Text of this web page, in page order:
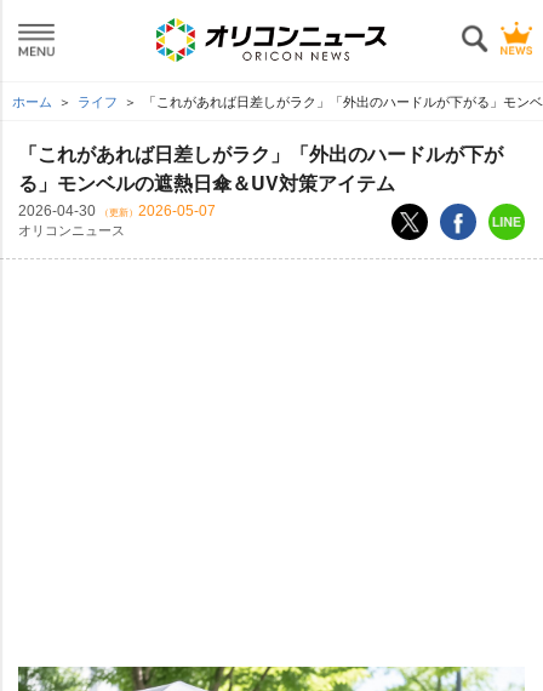
ホーム ライフ 「これがあれば日差しがラク」「外出のハードルが下がる」モン
「これがあれば日差しがラク」「外出のハードルが下が
る」モンベルの遮熱日傘＆UV対策アイテム
2026-04-30 （更新） 2026-05-07
オリコンニュース